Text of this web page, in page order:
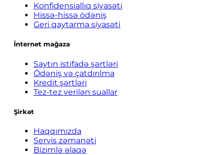
Konfidensiallıq siyasəti
Hissə-hissə ödəniş
Geri qaytarma siyasəti
İnternet mağaza
Saytın istifadə şərtləri
Ödəniş və çatdırılma
Kredit şərtləri
Tez-tez verilən suallar
Şirkət
Haqqımızda
Servis zəmanəti
Bizimlə əlaqə